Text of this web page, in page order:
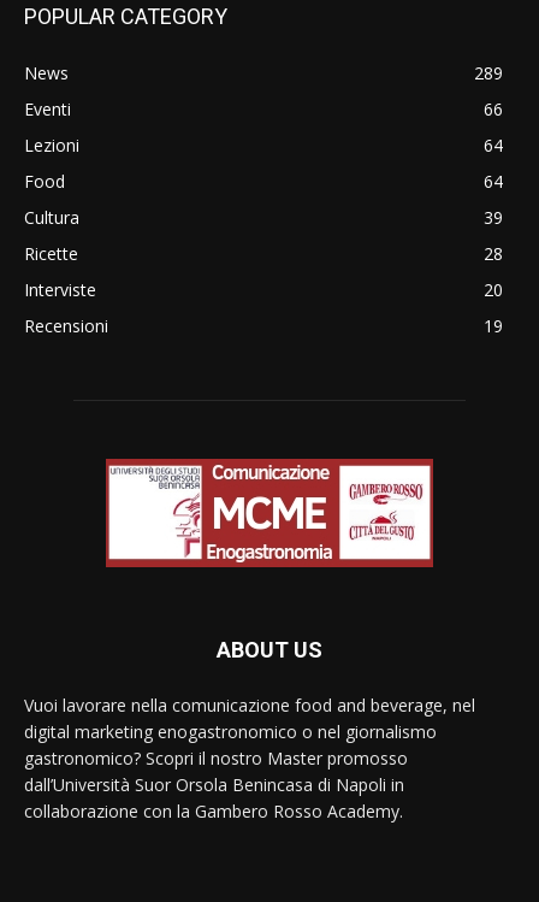
POPULAR CATEGORY
News
289
Eventi
66
Lezioni
64
Food
64
Cultura
39
Ricette
28
Interviste
20
Recensioni
19
ABOUT US
Vuoi lavorare nella comunicazione food and beverage, nel
digital marketing enogastronomico o nel giornalismo
gastronomico? Scopri il nostro Master promosso
dall’Università Suor Orsola Benincasa di Napoli in
collaborazione con la Gambero Rosso Academy.